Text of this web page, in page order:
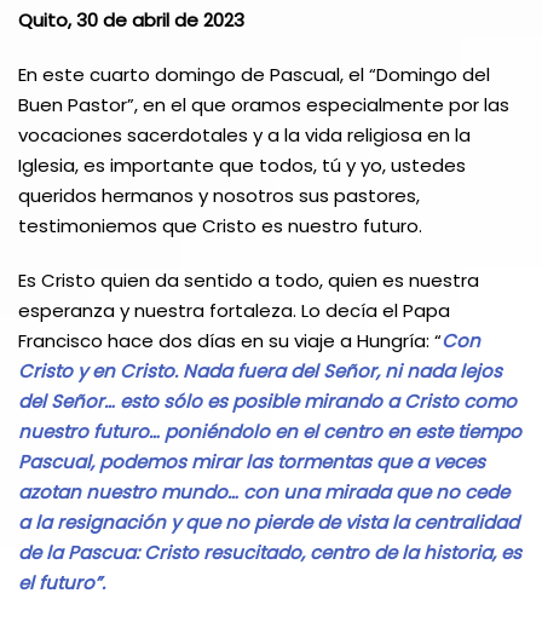
Quito, 30 de abril de 2023
En este cuarto domingo de Pascual, el “Domingo del
Buen Pastor”, en el que oramos especialmente por las
vocaciones sacerdotales y a la vida religiosa en la
Iglesia, es importante que todos, tú y yo, ustedes
queridos hermanos y nosotros sus pastores,
testimoniemos que Cristo es nuestro futuro.
Es Cristo quien da sentido a todo, quien es nuestra
esperanza y nuestra fortaleza. Lo decía el Papa
Francisco hace dos días en su viaje a Hungría: “Con
Cristo y en Cristo. Nada fuera del Señor, ni nada lejos
del Señor… esto sólo es posible mirando a Cristo como
nuestro futuro… poniéndolo en el centro en este tiempo
Pascual, podemos mirar las tormentas que a veces
azotan nuestro mundo… con una mirada que no cede
a la resignación y que no pierde de vista la centralidad
de la Pascua: Cristo resucitado, centro de la historia, es
el futuro”.